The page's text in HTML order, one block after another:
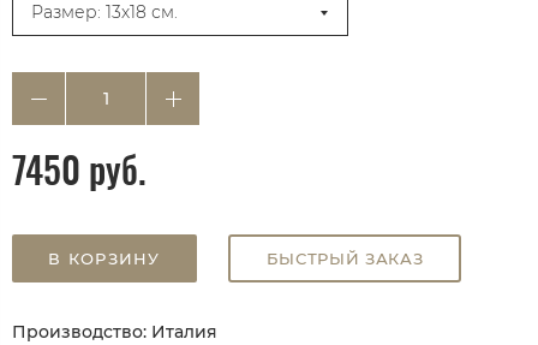
Размер: 13х18 см.
7450 руб.
В КОРЗИНУ БЫСТРЫЙ ЗАКАЗ
Производство: Италия